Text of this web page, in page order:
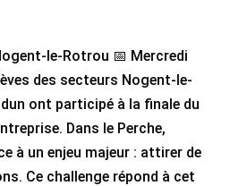
le-Rotrou 📅 Mercredi
des secteurs Nogent-le-
ont participé à la finale du
Dans le Perche,
à un enjeu majeur : attirer de
Ce challenge répond à cet